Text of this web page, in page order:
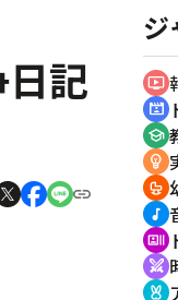
記
ジ
ondemand_video
cinematic_blur
school
emoji_objects
crib
music_note
recent_actors
swords
cruelty_free